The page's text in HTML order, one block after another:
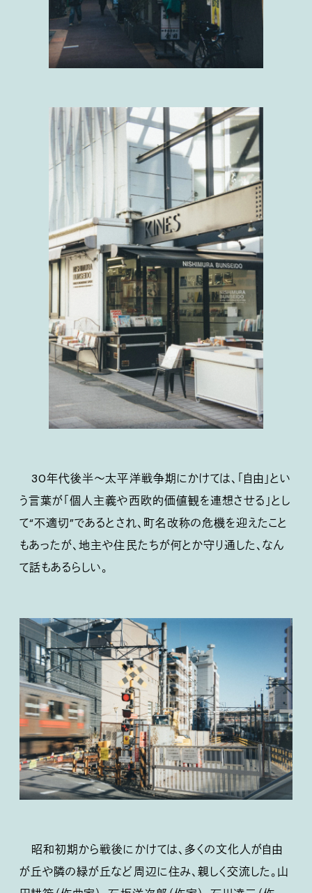
30年代後半〜太平洋戦争期にかけては、「自由」とい
う言葉が「個人主義や西欧的価値観を連想させる」とし
て“不適切”であるとされ、町名改称の危機を迎えたこと
もあったが、地主や住民たちが何とか守り通した、なん
て話もあるらしい。
昭和初期から戦後にかけては、多くの文化人が自由
が丘や隣の緑が丘など周辺に住み、親しく交流した。山